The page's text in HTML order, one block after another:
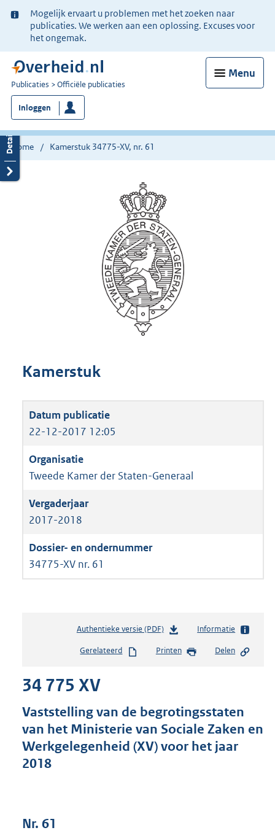
Ter
informatie:
Mogelijk ervaart u problemen met het zoeken naar
publicaties. We werken aan een oplossing. Excuses voor
het ongemak.
Menu
U
bent
nu
hier:
Publicaties Officiële publicaties
Inloggen
Home Kamerstuk 34775-XV, nr. 61
Kamerstuk
22-12-2017 12:05
Tweede Kamer der Staten-Generaal
2017-2018
34775-XV nr. 61
Authentieke versie (PDF)b
s
s
g
r
Informatie
Gerelateerd Printen Delen
34 775 XV
Vaststelling van de begrotingsstaten
van het Ministerie van Sociale Zaken en
Werkgelegenheid (XV) voor het jaar
2018
Nr. 61